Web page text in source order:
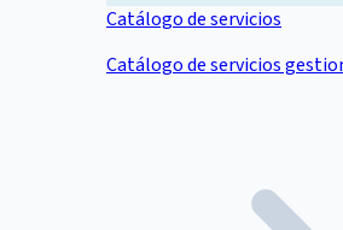
Catálogo de servicios
Catálogo de servicios